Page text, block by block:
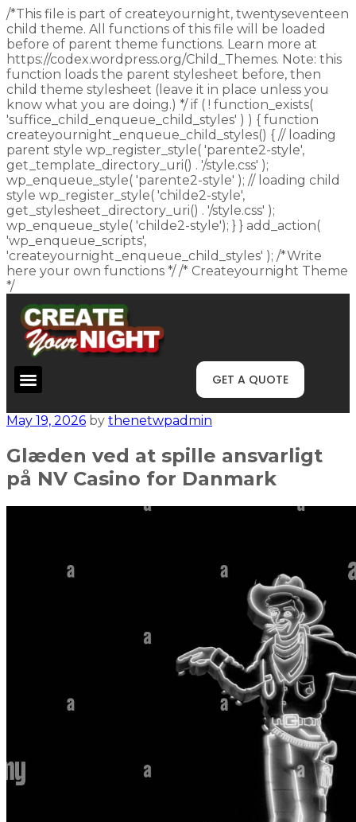
/*This file is part of createyournight, twentyseventeen
child theme. All functions of this file will be loaded
before of parent theme functions. Learn more at
https://codex.wordpress.org/Child_Themes. Note: this
function loads the parent stylesheet before, then
child theme stylesheet (leave it in place unless you
know what you are doing.) */ if ( ! function_exists(
'suffice_child_enqueue_child_styles' ) ) { function
createyournight_enqueue_child_styles() { // loading
parent style wp_register_style( 'parente2-style',
get_template_directory_uri() . '/style.css' );
wp_enqueue_style( 'parente2-style' ); // loading child
style wp_register_style( 'childe2-style',
get_stylesheet_directory_uri() . '/style.css' );
wp_enqueue_style( 'childe2-style'); } } add_action(
'wp_enqueue_scripts',
'createyournight_enqueue_child_styles' ); /*Write
here your own functions */ /* Createyournight Theme
*/
GET A QUOTE
May 19, 2026 by thenetwpadmin
Glæden ved at spille ansvarligt
på NV Casino for Danmark